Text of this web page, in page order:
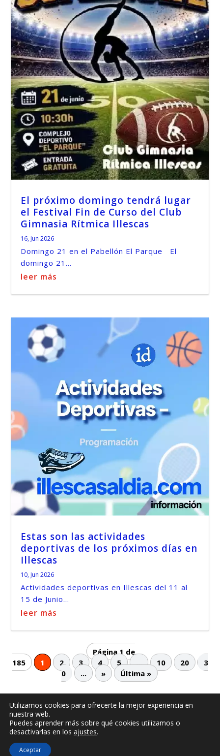
El próximo domingo tendrá lugar
el Festival Fin de Curso del Club
Gimnasia Rítmica Illescas
16, Jun 2026
Domingo 21 en el Pabellón El Parque El
domingo 21...
leer más
Estas son las actividades
deportivas de los próximos días en
Illescas
10, Jun 2026
Actividades deportivas en Illescas del 11 al
15 de Junio...
leer más
Página 1 de
185
1 2 3 4 5 ... 10 20
3
0
... » Última »
© -
Política de privacidad
Más información sobre las cookies
Utilizamos cookies para ofrecerte la mejor experiencia en
nuestra web.
Puedes aprender más sobre qué cookies utilizamos o
desactivarlas en los ajustes.
Aceptar